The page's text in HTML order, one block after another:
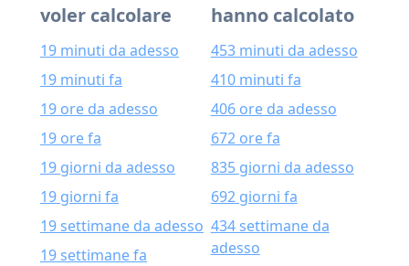
voler calcolare
19 minuti da adesso
19 minuti fa
19 ore da adesso
19 ore fa
19 giorni da adesso
19 giorni fa
19 settimane da adesso
19 settimane fa
hanno calcolato
453 minuti da adesso
410 minuti fa
406 ore da adesso
672 ore fa
835 giorni da adesso
692 giorni fa
434 settimane da
adesso